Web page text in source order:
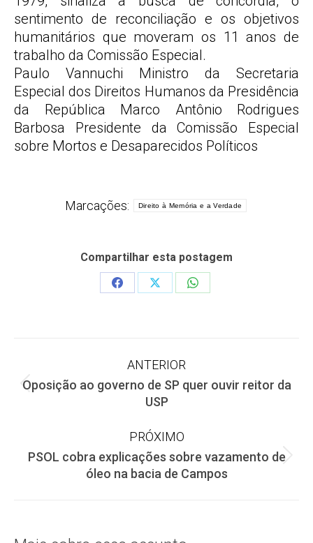
sentimento de reconciliação e os objetivos
humanitários que moveram os 11 anos de
trabalho da Comissão Especial.
Paulo Vannuchi Ministro da Secretaria
Especial dos Direitos Humanos da Presidência
da República Marco Antônio Rodrigues
Barbosa Presidente da Comissão Especial
sobre Mortos e Desaparecidos Políticos
Marcações: Direito à Memória e a Verdade
Compartilhar esta postagem
Share
Share
Share
Navegação
de
ANTERIOR
Post
anterior:
Oposição ao governo de SP quer ouvir reitor da
USP
PRÓXIMO
Próximo
post:
PSOL cobra explicações sobre vazamento de
óleo na bacia de Campos